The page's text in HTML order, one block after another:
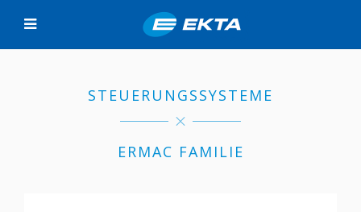
STEUERUNGSSYSTEME
ERMAC FAMILIE